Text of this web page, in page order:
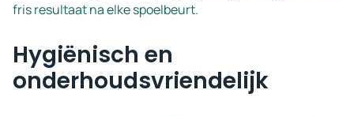
fris resultaat na elke spoelbeurt.
Hygiënisch en
onderhoudsvriendelijk